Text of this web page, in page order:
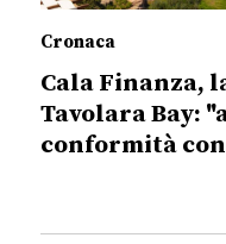
Cronaca
Cala Finanza,
Tavolara Bay:
conformità